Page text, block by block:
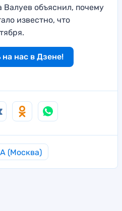
Валуев объяснил, почему
известно, что
нас в Дзене!
(Москва)